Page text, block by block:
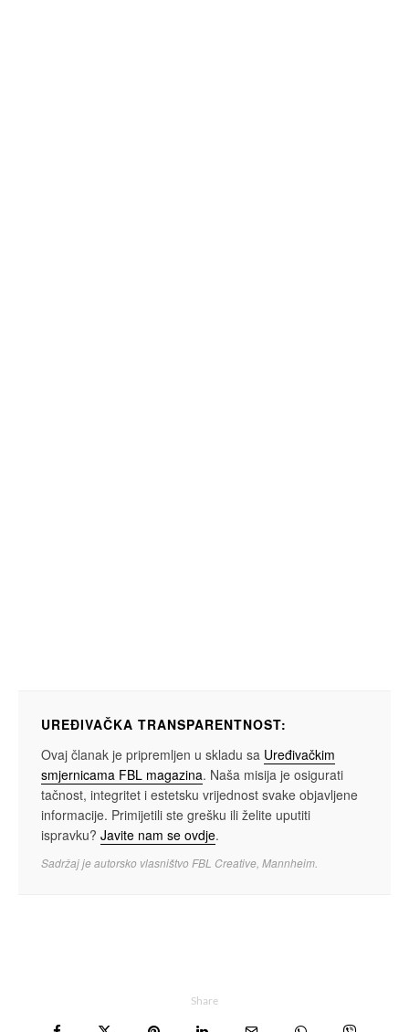
UREĐIVAČKA TRANSPARENTNOST:
Ovaj članak je pripremljen u skladu sa Uređivačkim
smjernicama FBL magazina. Naša misija je osigurati
tačnost, integritet i estetsku vrijednost svake objavljene
informacije. Primijetili ste grešku ili želite uputiti
ispravku? Javite nam se ovdje.
Sadržaj je autorsko vlasništvo FBL Creative, Mannheim.
Share